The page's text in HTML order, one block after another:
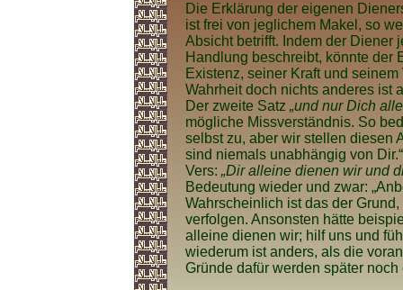
Die Erklärung der eigenen
ist frei von jeglichem Makel, so
Absicht betrifft. Indem der Diener
Handlung beschreibt, könnte der
Existenz, seiner Kraft und
Wahrheit doch nichts anderes ist
Der zweite Satz „und nur Dich
mögliche Missverständnis. So
selbst zu, aber wir stellen diesen
sind niemals unabhängig von
Vers: „Dir alleine dienen wir und
Bedeutung wieder und zwar:
Wahrscheinlich ist das der
verfolgen. Ansonsten hätte
alleine dienen wir; hilf uns und
wiederum ist anders, als die
Gründe dafür werden später